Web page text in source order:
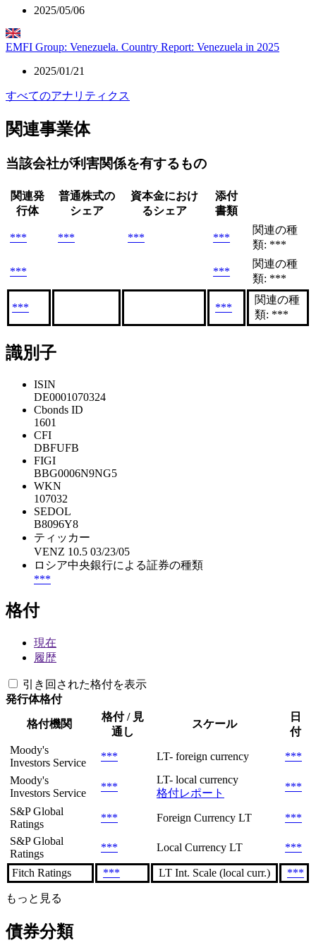
2025/05/06
EMFI Group: Venezuela. Country Report: Venezuela in 2025
2025/01/21
すべてのアナリティクス
関連事業体
当該会社が利害関係を有するもの
関連発
行体
普通株式の
シェア
資本金におけ
るシェア
添付
書類
*** *** *** ***
関連の種
類: ***
*** ***
関連の種
類: ***
*** ***
関連の種
類: ***
識別子
ISIN
DE0001070324
Cbonds ID
1601
CFI
DBFUFB
FIGI
BBG0006N9NG5
WKN
107032
SEDOL
B8096Y8
ティッカー
VENZ 10.5 03/23/05
ロシア中央銀行による証券の種類
***
格付
現在
履歴
引き回された格付を表示
発行体格付
格付機関
格付 / 見
通し
スケール
日
付
Moody's
Investors Service
*** LT- foreign currency
***
Moody's
Investors Service
***
LT- local currency
格付レポート
***
S&P Global
Ratings
*** Foreign Currency LT
***
S&P Global
Ratings
*** Local Currency LT ***
Fitch Ratings *** LT Int. Scale (local curr.) ***
もっと見る
債券分類